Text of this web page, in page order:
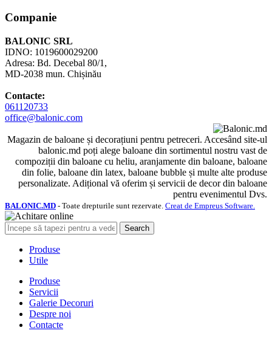
Companie
BALONIC SRL
IDNO: 1019600029200
Adresa: Bd. Decebal 80/1,
MD-2038 mun. Chișinău
Contacte:
061120733
office@balonic.com
Magazin de baloane și decorațiuni pentru petreceri. Accesând site-ul
balonic.md poți alege baloane din sortimentul nostru vast de
compoziții din baloane cu heliu, aranjamente din baloane, baloane
din folie, baloane din latex, baloane bubble și multe alte produse
personalizate. Adițional vă oferim și servicii de decor din baloane
pentru evenimentul Dvs.
BALONIC.MD - Toate drepturile sunt rezervate. Creat de Empreus Software.
Search
Produse
Utile
Produse
Servicii
Galerie Decoruri
Despre noi
Contacte